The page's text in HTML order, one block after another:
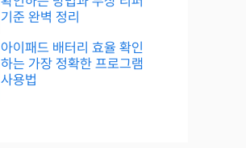
기준 완벽 정리
아이패드 배터리 효율 확인
하는 가장 정확한 프로그램
사용법